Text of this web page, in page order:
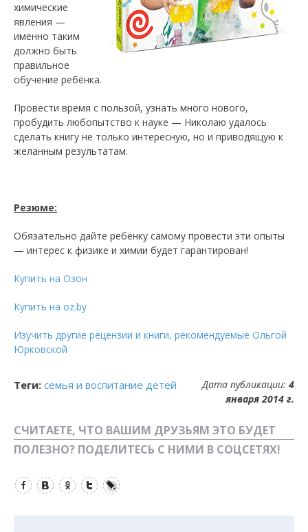
химические
явления —
именно таким
должно быть
правильное
обучение ребёнка.
Провести время с пользой, узнать много нового,
пробудить любопытство к науке — Николаю удалось
сделать книгу не только интересную, но и приводящую к
желанным результатам.
Резюме:
Обязательно дайте ребёнку самому провести эти опыты
— интерес к физике и химии будет гарантирован!
Купить на Озон
Купить на oz.by
Изучить другие рецензии и книги, рекомендуемые Ольгой
Юрковской
Теги: семья и воспитание детей Дата публикации: 4
января 2014 г.
СЧИТАЕТЕ, ЧТО ВАШИМ ДРУЗЬЯМ ЭТО БУДЕТ
ПОЛЕЗНО? ПОДЕЛИТЕСЬ С НИМИ В СОЦСЕТЯХ!